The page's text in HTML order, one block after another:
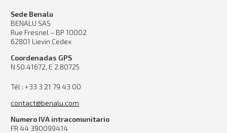
Sede Benalu
BENALU SAS
Rue Fresnel – BP 10002
62801 Lievin Cedex
Coordenadas GPS
N 50.41672, E 2.80725
Tél : +33 3 21 79 43 00
contact@benalu.com
Numero IVA intracomunitario
FR 44 390099414